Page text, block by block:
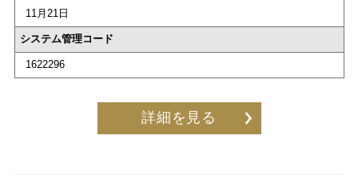
11月21日
システム管理コード
1622296
詳細を見る